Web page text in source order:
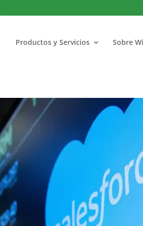
Productos y Servicios Sobre